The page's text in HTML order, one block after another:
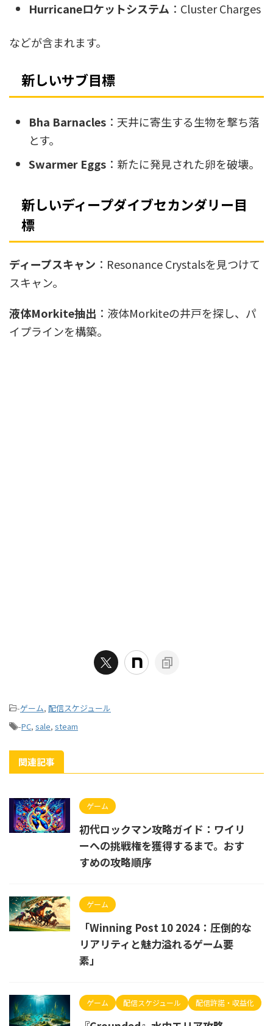
Hurricaneロケットシステム ：Cluster Charges
などが含まれます。
新しいサブ目標
Bha Barnacles ：天井に寄生する生物を撃ち落
とす。
Swarmer Eggs ：新たに発見された卵を破壊。
新しいディープダイブセカンダリー目
標
ディープスキャン ：Resonance Crystalsを見つけて
スキャン。
液体Morkite抽出 ：液体Morkiteの井戸を探し、パ
イプラインを構築。
-ゲーム, 配信スケジュール
-PC, sale, steam
関連記事
ゲーム
初代ロックマン攻略ガイド：ワイリ
ーへの挑戦権を獲得するまで。おす
すめの攻略順序
ゲーム
「Winning Post 10 2024：圧倒的な
リアリティと魅力溢れるゲーム要
素」
ゲーム 配信スケジュール 配信許諾・収益化